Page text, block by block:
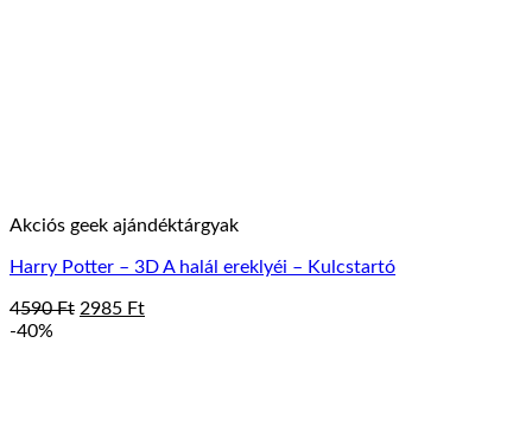
Akciós geek ajándéktárgyak
Harry Potter – 3D A halál ereklyéi – Kulcstartó
4590Ft Original
2985 FtCurrent
-40%